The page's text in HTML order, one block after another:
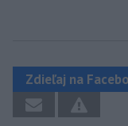
Zdieľaj na